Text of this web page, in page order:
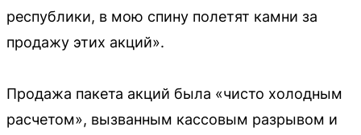
республики, в мою спину полетят камни за
продажу этих акций».
Продажа пакета акций была «чисто холодным
расчетом», вызванным кассовым разрывом и